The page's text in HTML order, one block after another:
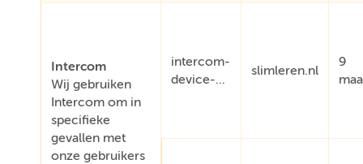
Intercom
Wij gebruiken
Intercom om in
specifieke
gevallen met
onze gebruikers
intercom-
device-...
slimleren.nl
9